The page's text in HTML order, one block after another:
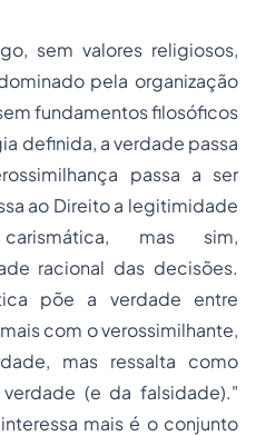
sem valores religiosos,
pela organização
fundamentos filosóficos
definida, a verdade passa
passa a ser
ao Direito a legitimidade
mas sim,
racional das decisões.
põe a verdade entre
com o verossimilhante,
mas ressalta como
(e da falsidade)."
mais é o conjunto